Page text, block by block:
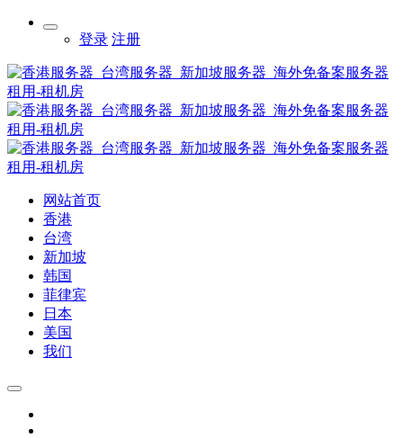
登录 注册
网站首页
香港
台湾
新加坡
韩国
菲律宾
日本
美国
我们